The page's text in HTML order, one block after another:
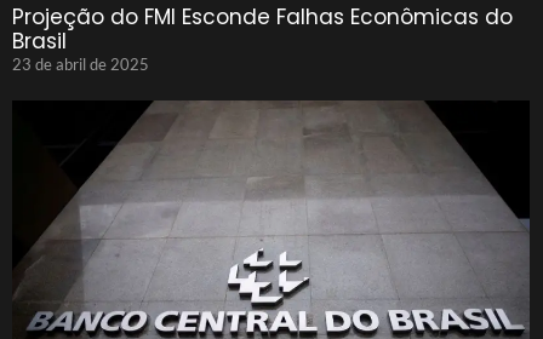
Projeção do FMI Esconde Falhas Econômicas do
Brasil
23 de abril de 2025